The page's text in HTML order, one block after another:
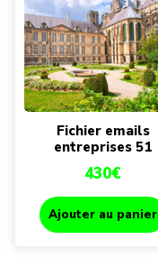
Fichier emails
entreprises 51
430€
Ajouter au panier